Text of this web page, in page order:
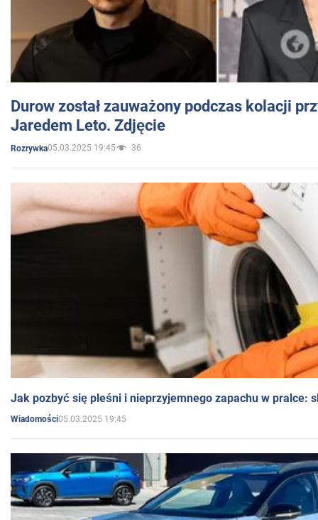
Durow został zauważony podczas kolacji
Jaredem Leto. Zdjęcie
Rozrywka05.03.2025 19:45 36
Jak pozbyć się pleśni i nieprzyjemnego zapachu w pralce:
Wiadomości05.03.2025 19:45